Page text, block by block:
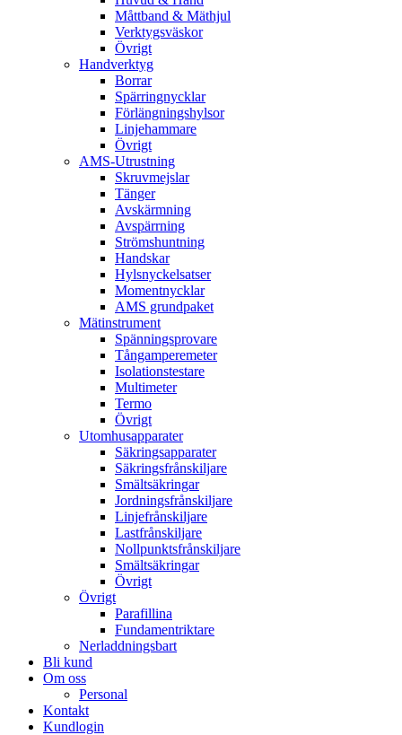
Måttband & Mäthjul
Verktygsväskor
Övrigt
Handverktyg
Borrar
Spärringnycklar
Förlängningshylsor
Linjehammare
Övrigt
AMS-Utrustning
Skruvmejslar
Tänger
Avskärmning
Avspärrning
Strömshuntning
Handskar
Hylsnyckelsatser
Momentnycklar
AMS grundpaket
Mätinstrument
Spänningsprovare
Tångamperemeter
Isolationstestare
Multimeter
Termo
Övrigt
Utomhusapparater
Säkringsapparater
Säkringsfrånskiljare
Smältsäkringar
Jordningsfrånskiljare
Linjefrånskiljare
Lastfrånskiljare
Nollpunktsfrånskiljare
Smältsäkringar
Övrigt
Övrigt
Parafillina
Fundamentriktare
Nerladdningsbart
Bli kund
Om oss
Personal
Kontakt
Kundlogin